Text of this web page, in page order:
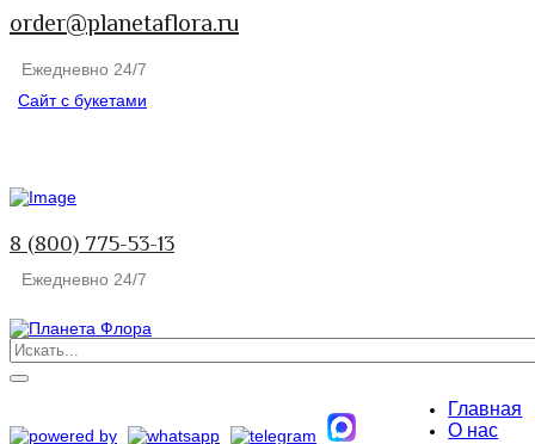
order@planetaflora.ru
Ежедневно 24/7
Сайт с букетами
8 (800) 775-53-13
Ежедневно 24/7
Главная
О нас